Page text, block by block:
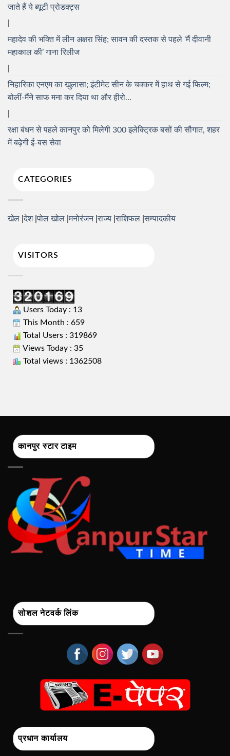
जाते हैं ये ब्यूटी प्रोडक्ट्स
महादेव की भक्ति में लीन अक्षरा सिंह; सावन की दस्तक से पहले ‘मैं दीवानी
महाकाल की’ गाना रिलीज
निहारिका एनएम का खुलासा; इंटीमेट सीन के चक्कर में हाथ से गई फिल्म;
बोलीं-मैंने साफ मना कर दिया था और हीरो…
रक्षा बंधन से पहले कानपुर को मिलेगी 300 इलेक्ट्रिक बसों की सौगात, शहर
में बढ़ेगी ई-बस सेवा
CATEGORIES
खेल देश पोल खोल मनोरंजन राज्य राशिफल सम्पादकीय
VISITORS
Users Today : 13
This Month : 659
Total Users : 319869
Views Today : 35
Total views : 1362508
कानपुर स्टार टाइम
सोशल नेटवर्क लिंक
प्रधान कार्यालय